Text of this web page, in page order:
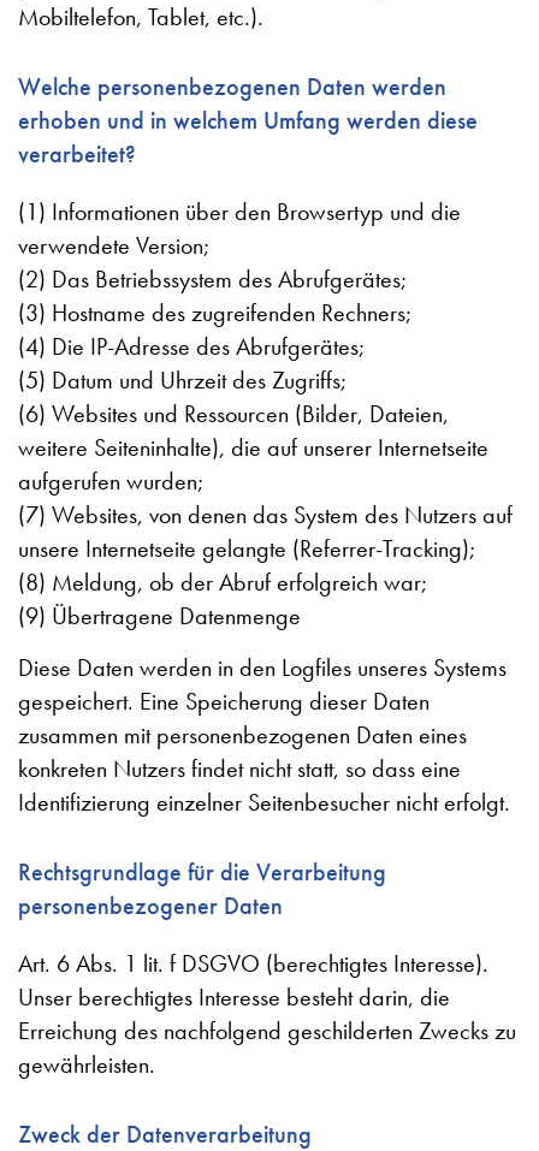
Mobiltelefon, Tablet, etc.).
Welche personenbezogenen Daten werden
erhoben und in welchem Umfang werden diese
verarbeitet?
(1) Informationen über den Browsertyp und die
verwendete Version;
(2) Das Betriebssystem des Abrufgerätes;
(3) Hostname des zugreifenden Rechners;
(4) Die IP-Adresse des Abrufgerätes;
(5) Datum und Uhrzeit des Zugriffs;
(6) Websites und Ressourcen (Bilder, Dateien,
weitere Seiteninhalte), die auf unserer Internetseite
aufgerufen wurden;
(7) Websites, von denen das System des Nutzers auf
unsere Internetseite gelangte (Referrer-Tracking);
(8) Meldung, ob der Abruf erfolgreich war;
(9) Übertragene Datenmenge
Diese Daten werden in den Logfiles unseres Systems
gespeichert. Eine Speicherung dieser Daten
zusammen mit personenbezogenen Daten eines
konkreten Nutzers findet nicht statt, so dass eine
Identifizierung einzelner Seitenbesucher nicht erfolgt.
Rechtsgrundlage für die Verarbeitung
personenbezogener Daten
Art. 6 Abs. 1 lit. f DSGVO (berechtigtes Interesse).
Unser berechtigtes Interesse besteht darin, die
Erreichung des nachfolgend geschilderten Zwecks zu
gewährleisten.
Zweck der Datenverarbeitung